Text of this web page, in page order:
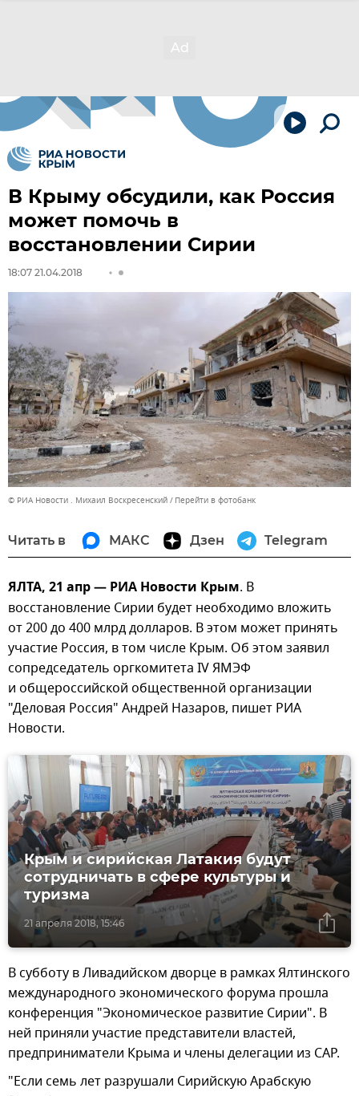
В Крыму обсудили, как Россия
может помочь в
восстановлении Сирии
18:07 21.04.2018
© РИА Новости . Михаил Воскресенский Перейти в фотобанк
Читать в МАКС Дзен Telegram
ЯЛТА, 21 апр — РИА Новости Крым. В
восстановление Сирии будет необходимо вложить
от 200 до 400 млрд долларов. В этом может принять
участие Россия, в том числе Крым. Об этом заявил
сопредседатель оргкомитета IV ЯМЭФ
и общероссийской общественной организации
"Деловая Россия" Андрей Назаров, пишет РИА
Новости.
21 апреля 2018, 15:46
Крым и сирийская Латакия будут
сотрудничать в сфере культуры и
туризма
В субботу в Ливадийском дворце в рамках Ялтинского
международного экономического форума прошла
конференция "Экономическое развитие Сирии". В
ней приняли участие представители властей,
предприниматели Крыма и члены делегации из САР.
"Если семь лет разрушали Сирийскую Арабскую